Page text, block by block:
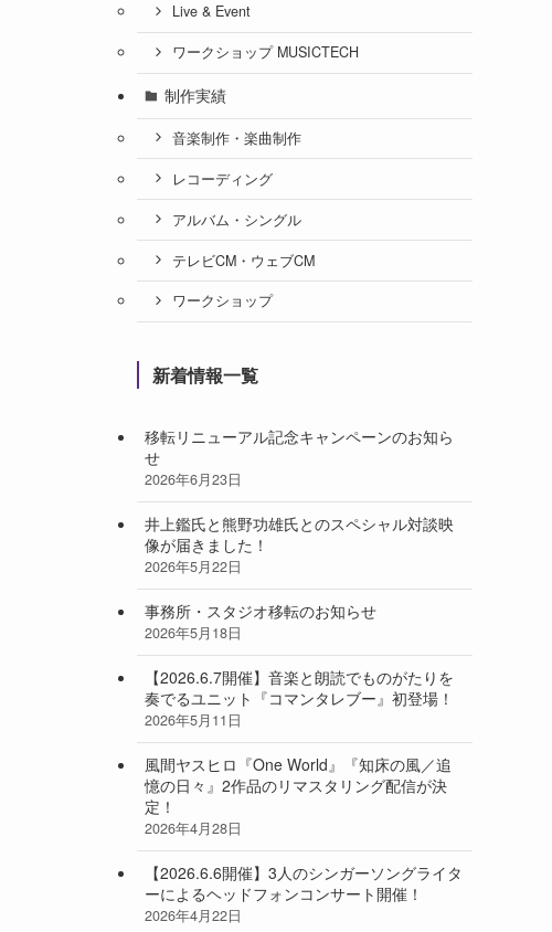
Live & Event
ワークショップ MUSICTECH
制作実績
音楽制作・楽曲制作
レコーディング
アルバム・シングル
テレビCM・ウェブCM
ワークショップ
新着情報一覧
移転リニューアル記念キャンペーンのお知ら
せ
2026年6月23日
井上鑑氏と熊野功雄氏とのスペシャル対談映
像が届きました！
2026年5月22日
事務所・スタジオ移転のお知らせ
2026年5月18日
【2026.6.7開催】音楽と朗読でものがたりを
奏でるユニット『コマンタレブー』初登場！
2026年5月11日
風間ヤスヒロ『One World』『知床の風／追
憶の日々』2作品のリマスタリング配信が決
定！
2026年4月28日
【2026.6.6開催】3人のシンガーソングライタ
ーによるヘッドフォンコンサート開催！
2026年4月22日